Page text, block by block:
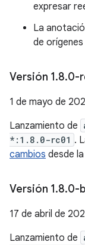
expresar
La
de
Versión 1.8.0-
1 de mayo de
Lanzamiento de
*:1.8.0-rc01 .
cambios desde
Versión 1.8.0-
17 de abril de
Lanzamiento de